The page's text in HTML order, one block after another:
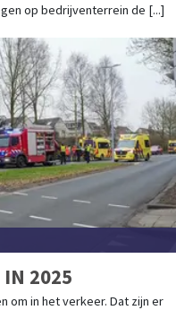
op bedrijventerrein de [...]
IN 2025
om in het verkeer. Dat zijn er